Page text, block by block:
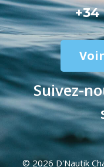
+34
Suivez-
© 2026 D'Nautik